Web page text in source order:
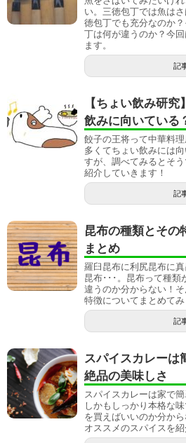
い。三徳包丁では魚は
徳包丁でも充分なのか
丁は何が違うのか？今
ます。
記
【ちょい飲み研
飲みに向いている
餃子の王将って中華料
多くてちょい飲みには
すが、調べてみるとそ
紹介していきます！
記
昆布の種類とその
まとめ
羅臼昆布に利尻昆布に
昆布･･･。昆布って種類
違うのか分からない！
特徴についてまとめてみ
記
スパイスカレー
絶品の美味しさ
スパイスカレーは家で
しかもしっかり本格な
を買えばいいのか分か
オススメのスパイスを紹